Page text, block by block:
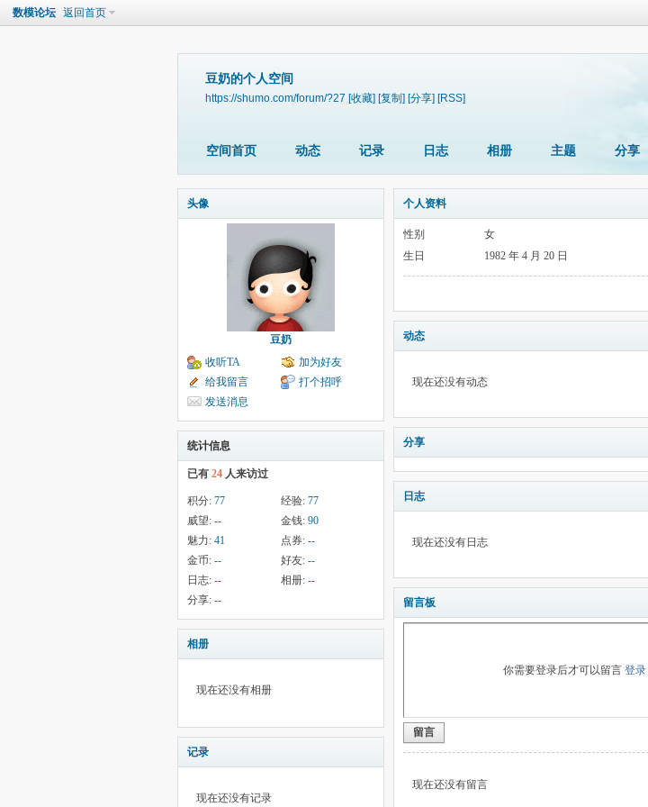
数模论坛 返回首页
豆奶的个人空间
https://shumo.com/forum/?27 [收藏] [复制] [分享] [RSS]
空间首页 动态 记录 日志 相册 主题 分享
头像
豆奶
收听TA
加为好友
给我留言
打个招呼
发送消息
统计信息
已有 24 人来访过
积分: 77 经验: 77
威望: -- 金钱: 90
魅力: 41 点券: --
金币: -- 好友: --
日志: -- 相册: --
分享: --
相册
现在还没有相册
记录
现在还没有记录
个人资料
性别
女
生日
1982 年 4 月 20 日
动态
现在还没有动态
分享
日志
现在还没有日志
留言板
你需要登录后才可以留言 登录|
留言
现在还没有留言